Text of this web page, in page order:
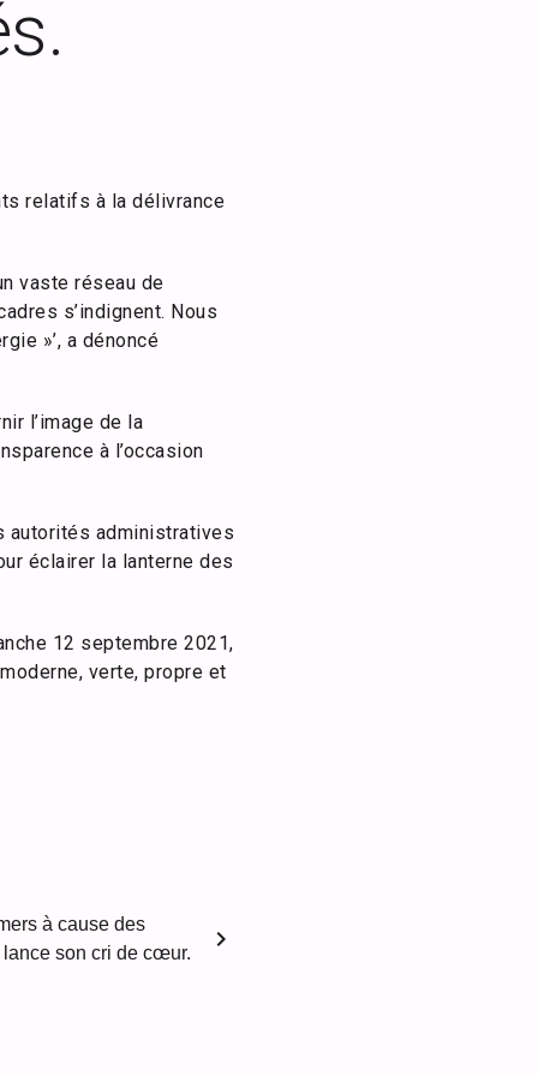
relatifs à la délivrance
vaste réseau de
s’indignent. Nous
»’, a dénoncé
l’image de la
à l’occasion
autorités administratives
éclairer la lanterne des
12 septembre 2021,
verte, propre et
à cause des
son cri de cœur.
chevron_right